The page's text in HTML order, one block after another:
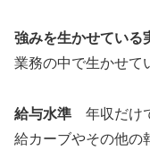
強みを生かせている
業務の中で生かせて
給与水準 年収だけ
給カーブやその他の